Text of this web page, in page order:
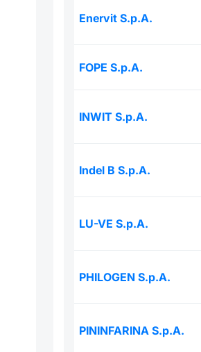
Enervit S.p.A.
FOPE S.p.A.
INWIT S.p.A.
Indel B S.p.A.
LU-VE S.p.A.
PHILOGEN S.p.A.
PININFARINA S.p.A.